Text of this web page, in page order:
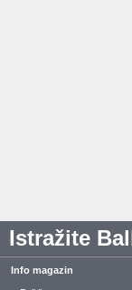
Istražite
Info magazin